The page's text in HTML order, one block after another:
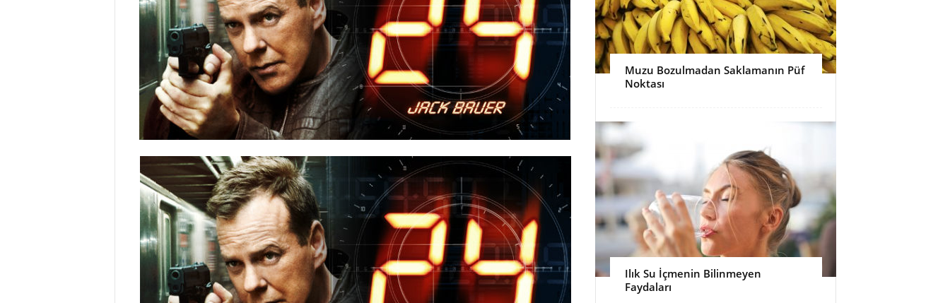
Muzu Bozulmadan Saklamanın Püf
Noktası
Ilık Su İçmenin Bilinmeyen
Faydaları